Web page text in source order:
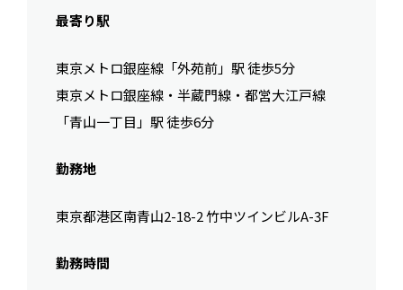
最寄り駅
東京メトロ銀座線「外苑前」駅 徒歩5分
東京メトロ銀座線・半蔵門線・都営大江戸線
「青山一丁目」駅 徒歩6分
勤務地
東京都港区南青山2-18-2 竹中ツインビルA-3F
勤務時間